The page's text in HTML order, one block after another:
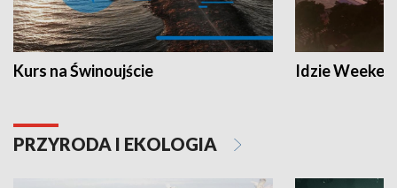
Kurs na Świnoujście Idzie
PRZYRODA I EKOLOGIA